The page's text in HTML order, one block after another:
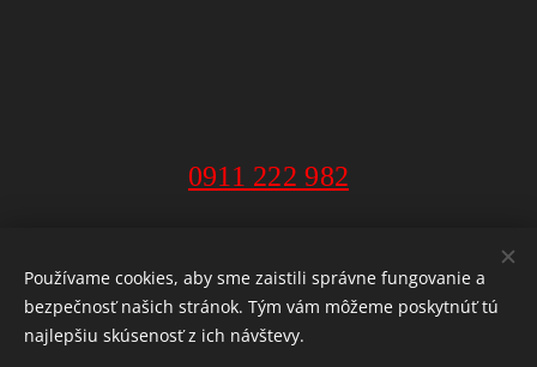
0911 222 982
MarketExpress - donáška alko a potravín Banská Bystrica, 2018
Cookies
Používame cookies, aby sme zaistili správne fungovanie a
bezpečnosť našich stránok. Tým vám môžeme poskytnúť tú
najlepšiu skúsenosť z ich návštevy.